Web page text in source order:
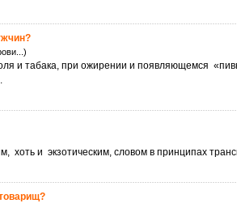
и табака, при ожирении и появляющемся
хоть и экзотическим, словом в принципах